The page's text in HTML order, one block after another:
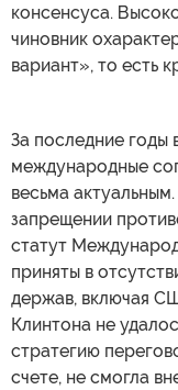
консенсуса.
чиновник
вариант», то есть
За последние годы
международные
весьма
запрещении
статут
приняты в
держав, включая
Клинтона не
стратегию
счете, не смогла